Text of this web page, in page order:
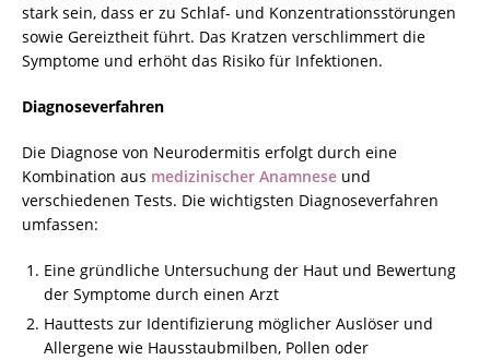
stark sein, dass er zu Schlaf- und Konzentrationsstörungen
sowie Gereiztheit führt. Das Kratzen verschlimmert die
Symptome und erhöht das Risiko für Infektionen.
Diagnoseverfahren
Die Diagnose von Neurodermitis erfolgt durch eine
Kombination aus medizinischer Anamnese und
verschiedenen Tests. Die wichtigsten Diagnoseverfahren
umfassen:
Eine gründliche Untersuchung der Haut und Bewertung
der Symptome durch einen Arzt
Hauttests zur Identifizierung möglicher Auslöser und
Allergene wie Hausstaubmilben, Pollen oder